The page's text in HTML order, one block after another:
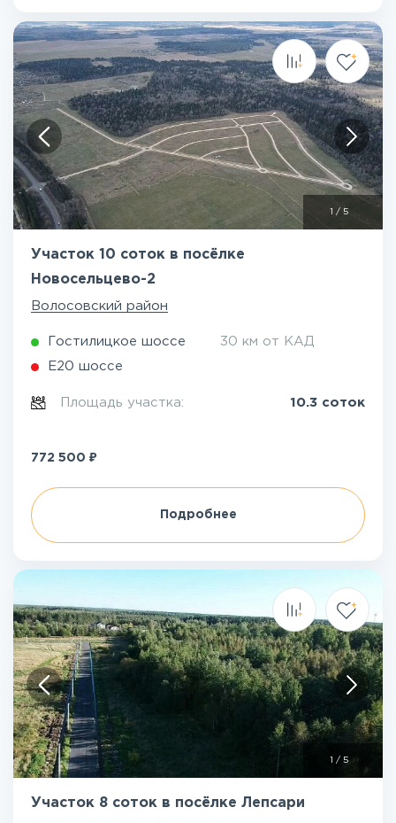
/ 5
Участок 10 соток в посёлке
Новосельцево-2
Волосовский район
Гостилицкое шоссе 30 км от КАД
Е20 шоссе
Площадь участка: 10.3 соток
772 500 ₽
Подробнее
/ 5
Участок 8 соток в посёлке Лепсари